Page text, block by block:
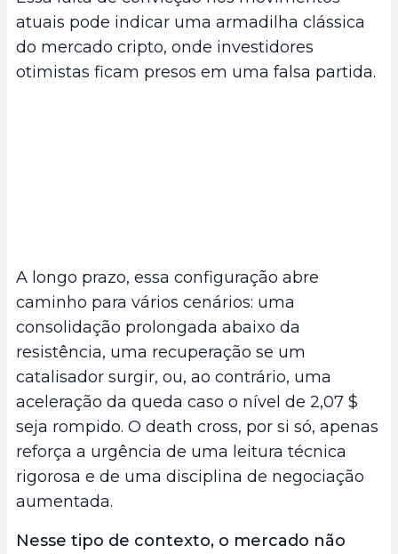
atuais pode indicar uma armadilha clássica
do mercado cripto, onde investidores
otimistas ficam presos em uma falsa partida.
A longo prazo, essa configuração abre
caminho para vários cenários: uma
consolidação prolongada abaixo da
resistência, uma recuperação se um
catalisador surgir, ou, ao contrário, uma
aceleração da queda caso o nível de 2,07 $
seja rompido. O death cross, por si só, apenas
reforça a urgência de uma leitura técnica
rigorosa e de uma disciplina de negociação
aumentada.
Nesse tipo de contexto, o mercado não